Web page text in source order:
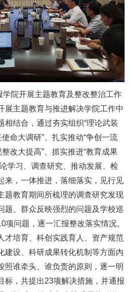
学院开展主题教育及整改整治工作
展主题教育与推进解决学院工作中
相结合，通过夯实组织“理论武装
命大调研”、扎实推动“争创一流
改大提高”、抓实推进“教育成果
学习、调查研究、推动发展、检
来，一体推进，落细落实，见行见
题教育期间所梳理的调查研究发现
题、群众反映强烈的问题及学校巡
项问题，逐一汇报整改落实情况。
才培育、科创实践育人、资产规范
建设、科研成果转化机制等方面内
照谁牵头、谁负责的原则，逐一明
标，共提出23项解决措施，并通报